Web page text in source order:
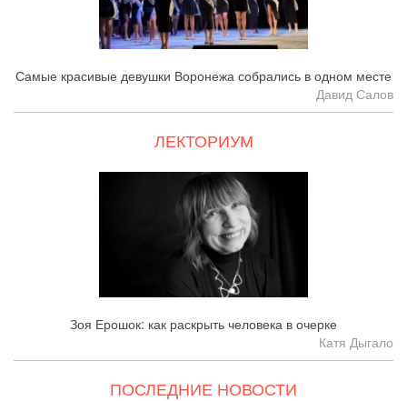
Самые красивые девушки Воронежа собрались в одном месте
Давид Салов
ЛЕКТОРИУМ
Зоя Ерошок: как раскрыть человека в очерке
Катя Дыгало
ПОСЛЕДНИЕ НОВОСТИ